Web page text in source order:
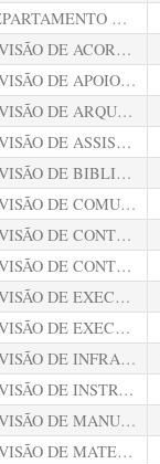
CHEFE DE DEPARTAMENTO ODONTOLÓGICO
CHEFE DE DIVISÃO DE ACORDOS, NORMAS E PROCEDIMENTOS DE CONTROLE EXTERNO
CHEFE DE DIVISÃO DE APOIO ÀS SESSÕES
CHEFE DE DIVISÃO DE ARQUIVO
CHEFE DE DIVISÃO DE ASSISTÊNCIA SOCIAL
CHEFE DE DIVISÃO DE BIBLIOTECA E DOCUMENTAÇÃO
CHEFE DE DIVISÃO DE COMUNICAÇÕES PROCESSUAIS
CHEFE DE DIVISÃO DE CONTRATOS E OUTROS AJUSTES
CHEFE DE DIVISÃO DE CONTROLE E APURAÇÃO DE FREQUÊNCIA
CHEFE DE DIVISÃO DE EXECUÇÃO FINANCEIRA
CHEFE DE DIVISÃO DE EXECUÇÃO ORÇAMENTÁRIA
CHEFE DE DIVISÃO DE INFRAESTRUTURA EM TECNOLOGIA DA INFORMAÇÃO
CHEFE DE DIVISÃO DE INSTRUÇÃO E INFORMAÇÕES FUNCIONAIS
CHEFE DE DIVISÃO DE MANUTENÇÃO
CHEFE DE DIVISÃO DE MATERIAL